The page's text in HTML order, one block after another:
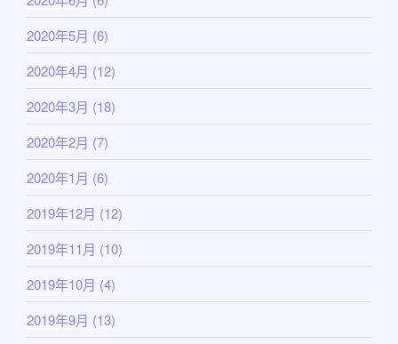
2020年5月 (6)
2020年4月 (12)
2020年3月 (18)
2020年2月 (7)
2020年1月 (6)
2019年12月 (12)
2019年11月 (10)
2019年10月 (4)
2019年9月 (13)